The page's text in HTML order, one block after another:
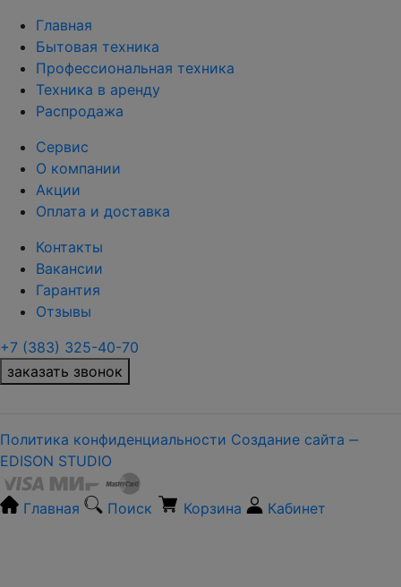
Главная
Бытовая техника
Профессиональная техника
Техника в аренду
Распродажа
Сервис
О компании
Акции
Оплата и доставка
Контакты
Вакансии
Гарантия
Отзывы
+7 (383) 325-40-70
заказать звонок
Политика конфиденциальности Создание сайта ‒
EDISON STUDIO
Главная Поиск Корзина Кабинет